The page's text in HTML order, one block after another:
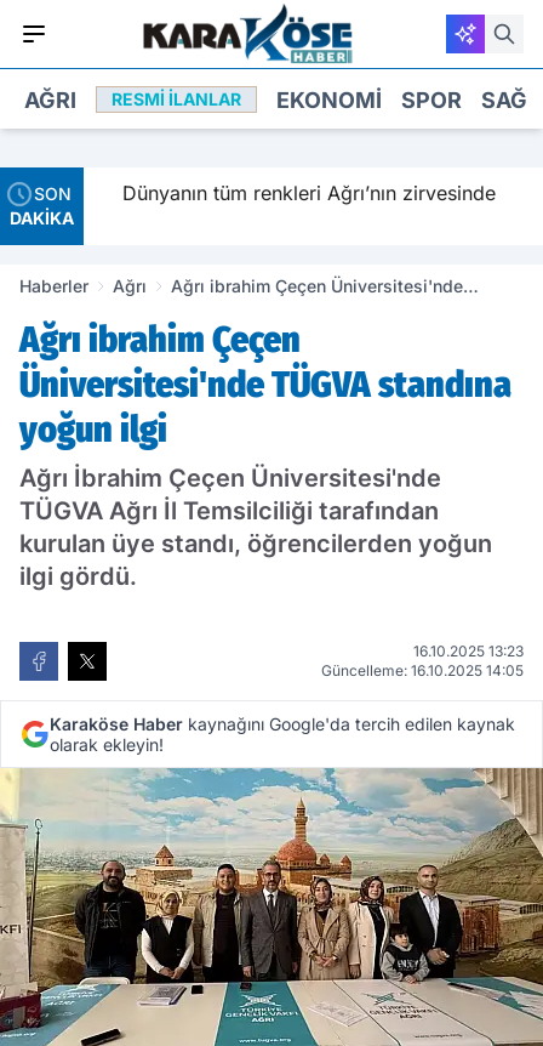
AĞRI RESMI İLANLAR EKONOMI SPOR
SON
DAKİKA
Dünyanın tüm renkleri Ağrı’nın zirvesinde
Haberler Ağrı
Ağrı ibrahim Çeçen Üniversitesi'nde
Ağrı ibrahim Çeçen
Üniversitesi'nde TÜGVA standına
yoğun ilgi
Ağrı İbrahim Çeçen Üniversitesi'nde
TÜGVA Ağrı İl Temsilciliği tarafından
kurulan üye standı, öğrencilerden yoğun
ilgi gördü.
16.10.2025 13:23
Güncelleme: 16.10.2025 14:05
Karaköse Haber kaynağını Google'da tercih edilen kaynak
olarak ekleyin!